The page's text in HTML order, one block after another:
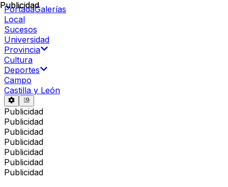
PortadaGalerías
Local
Sucesos
Universidad
Provincia
Cultura
Deportes
Campo
Castilla y León
Publicidad
Publicidad
Publicidad
Publicidad
Publicidad
Publicidad
Publicidad
Publicidad
Publicidad